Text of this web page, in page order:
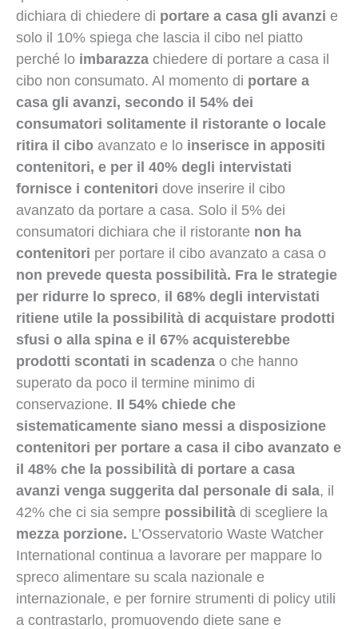
dichiara di chiedere di portare a casa gli avanzi e
solo il 10% spiega che lascia il cibo nel piatto
perché lo imbarazza chiedere di portare a casa il
cibo non consumato. Al momento di portare a
casa gli avanzi, secondo il 54% dei
consumatori solitamente il ristorante o locale
ritira il cibo avanzato e lo inserisce in appositi
contenitori, e per il 40% degli intervistati
fornisce i contenitori dove inserire il cibo
avanzato da portare a casa. Solo il 5% dei
consumatori dichiara che il ristorante non ha
contenitori per portare il cibo avanzato a casa o
non prevede questa possibilità. Fra le strategie
per ridurre lo spreco, il 68% degli intervistati
ritiene utile la possibilità di acquistare prodotti
sfusi o alla spina e il 67% acquisterebbe
prodotti scontati in scadenza o che hanno
superato da poco il termine minimo di
conservazione. Il 54% chiede che
sistematicamente siano messi a disposizione
contenitori per portare a casa il cibo avanzato e
il 48% che la possibilità di portare a casa
avanzi venga suggerita dal personale di sala, il
42% che ci sia sempre possibilità di scegliere la
mezza porzione. L’Osservatorio Waste Watcher
International continua a lavorare per mappare lo
spreco alimentare su scala nazionale e
internazionale, e per fornire strumenti di policy utili
a contrastarlo, promuovendo diete sane e